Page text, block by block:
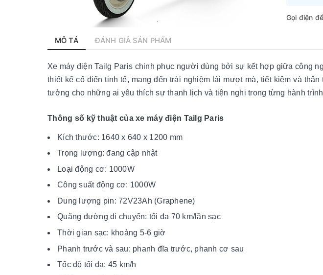
Gọi điện
MÔ TẢ ĐÁNH GIÁ SẢN PHẨM
Xe máy điện Tailg Paris chinh phục người dùng bởi sự kết hợp giữa công
thiết kế cổ điển tinh tế, mang đến trải nghiệm lái mượt mà, tiết kiệm và
tưởng cho những ai yêu thích sự thanh lịch và tiện nghi trong từng hành
Thông số kỹ thuật của xe máy điện Tailg Paris
Kích thước: 1640 x 640 x 1200 mm
Trọng lượng: đang cập nhật
Loại động cơ: 1000W
Công suất động cơ: 1000W
Dung lượng pin: 72V23Ah (Graphene)
Quãng đường di chuyển: tối đa 70 km/lần sạc
Thời gian sạc: khoảng 5-6 giờ
Phanh trước và sau: phanh đĩa trước, phanh cơ sau
Tốc độ tối đa: 45 km/h